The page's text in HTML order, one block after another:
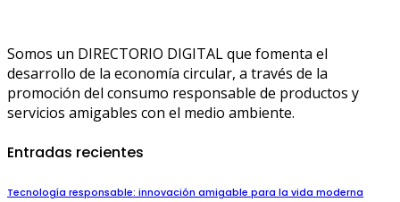
Somos un DIRECTORIO DIGITAL que fomenta el
desarrollo de la economía circular, a través de la
promoción del consumo responsable de productos y
servicios amigables con el medio ambiente.
Entradas recientes
Tecnología responsable: innovación amigable para la vida moderna